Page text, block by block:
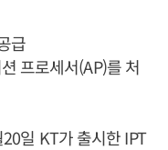
급
프로세서(AP)를 처
일 KT가 출시한 IPT